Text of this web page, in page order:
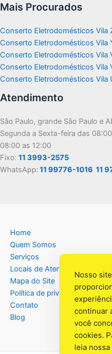
Mais Procurados
Conserto Eletrodomésticos Vila
Conserto Eletrodomésticos Vila
Conserto Eletrodomésticos Vila
Conserto Eletrodomésticos Vila
Conserto Eletrodomésticos Vila
Atendimento
São Paulo, grande São Paulo e
Segunda a Sexta-feira das
08:00 as 12:00
Fixo: 11 3993-2575
WhatsApp: 11 99776-1016 11
Home
Quem Somos
Serviços
Locais de Atendimento
Mapa do Site
Política de privacidade
Contato
Blog
Nosso
continuar
você
cookies.
leia nossa